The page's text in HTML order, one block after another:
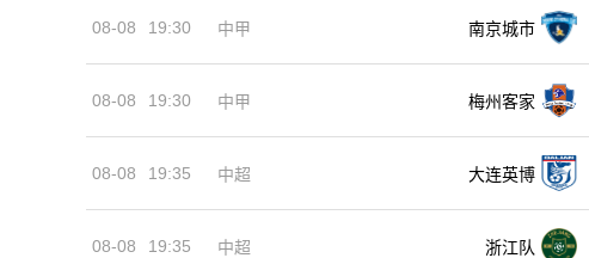
08-08 19:30 中甲 南京城市
08-08 19:30 中甲 梅州客家
08-08 19:35 中超 大连英博
08-08 19:35 中超 浙江队